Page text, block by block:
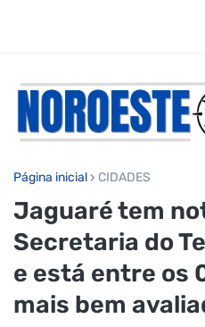
Página inicial CIDADES
Jaguaré tem
Secretaria do
e está entre os
mais bem